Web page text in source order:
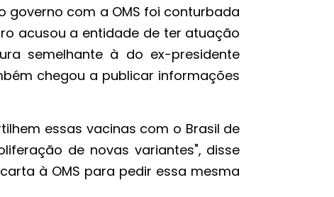
governo com a OMS foi conturbada
acusou a entidade de ter atuação
semelhante à do ex-presidente
chegou a publicar informações
essas vacinas com o Brasil de
de novas variantes", disse
à OMS para pedir essa mesma